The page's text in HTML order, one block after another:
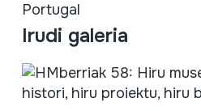
Portugal
Irudi galeria